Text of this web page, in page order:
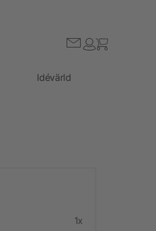
Idévärld
1x